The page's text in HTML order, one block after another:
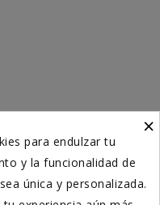
×
para endulzar tu
y la funcionalidad de
única y personalizada.